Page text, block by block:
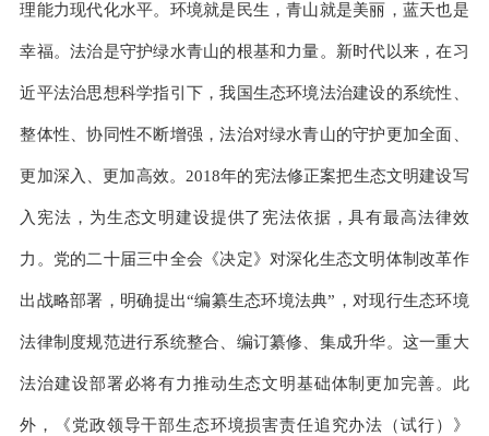
理能力现代化水平。环境就是民生，青山就是美丽，蓝天也是
幸福。法治是守护绿水青山的根基和力量。新时代以来，在习
近平法治思想科学指引下，我国生态环境法治建设的系统性、
整体性、协同性不断增强，法治对绿水青山的守护更加全面、
更加深入、更加高效。2018年的宪法修正案把生态文明建设写
入宪法，为生态文明建设提供了宪法依据，具有最高法律效
力。党的二十届三中全会《决定》对深化生态文明体制改革作
出战略部署，明确提出“编纂生态环境法典”，对现行生态环境
法律制度规范进行系统整合、编订纂修、集成升华。这一重大
法治建设部署必将有力推动生态文明基础体制更加完善。此
外，《党政领导干部生态环境损害责任追究办法（试行）》